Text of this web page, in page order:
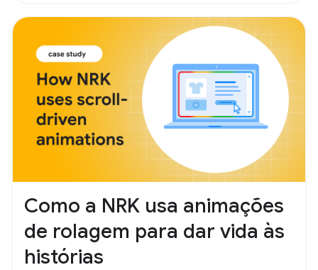
Como a NRK usa animações
de rolagem para dar vida às
histórias